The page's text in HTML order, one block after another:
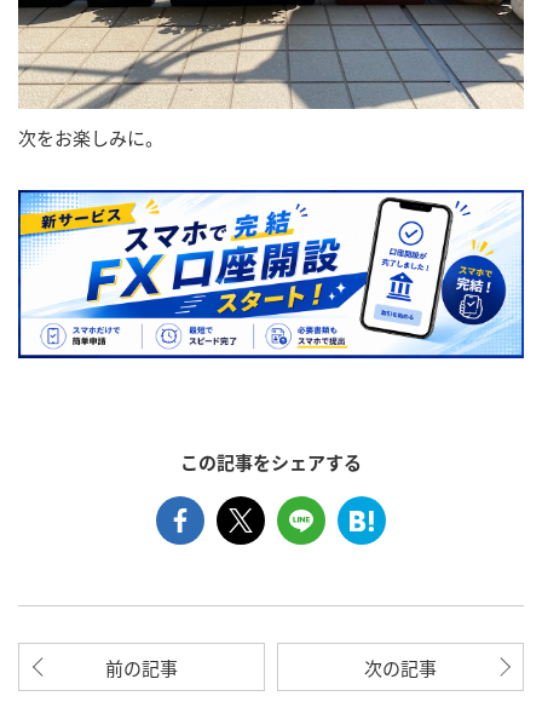
次をお楽しみに。
この記事をシェアする
前の記事 次の記事